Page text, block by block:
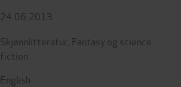
24.06.2013
Skjønnlitteratur Fantasy og science
fiction
English